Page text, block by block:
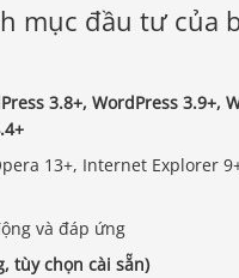
mục đầu tư của
3.8+, WordPress 3.9+,
13+, Internet Explorer
và đáp ứng
tùy chọn cài sẵn)